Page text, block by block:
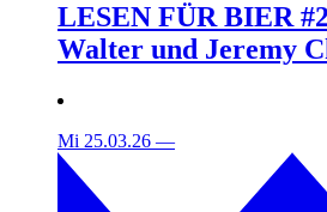
LESEN FÜR BIER
Walter und Jeremy
Mi 25.03.26 —